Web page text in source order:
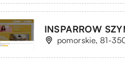
INSPARROW
pomorskie, 81-